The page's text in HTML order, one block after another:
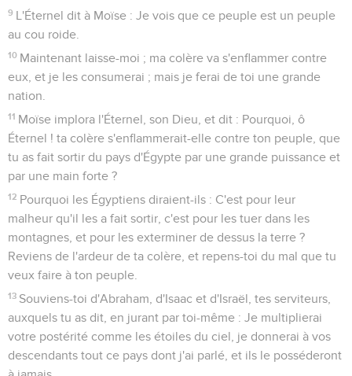
9 L'Éternel dit à Moïse : Je vois que ce peuple est un peuple
au cou roide.
10 Maintenant laisse-moi ; ma colère va s'enflammer contre
eux, et je les consumerai ; mais je ferai de toi une grande
nation.
11 Moïse implora l'Éternel, son Dieu, et dit : Pourquoi, ô
Éternel ! ta colère s'enflammerait-elle contre ton peuple, que
tu as fait sortir du pays d'Égypte par une grande puissance et
par une main forte ?
12 Pourquoi les Égyptiens diraient-ils : C'est pour leur
malheur qu'il les a fait sortir, c'est pour les tuer dans les
montagnes, et pour les exterminer de dessus la terre ?
Reviens de l'ardeur de ta colère, et repens-toi du mal que tu
veux faire à ton peuple.
13 Souviens-toi d'Abraham, d'Isaac et d'Israël, tes serviteurs,
auxquels tu as dit, en jurant par toi-même : Je multiplierai
votre postérité comme les étoiles du ciel, je donnerai à vos
descendants tout ce pays dont j'ai parlé, et ils le posséderont